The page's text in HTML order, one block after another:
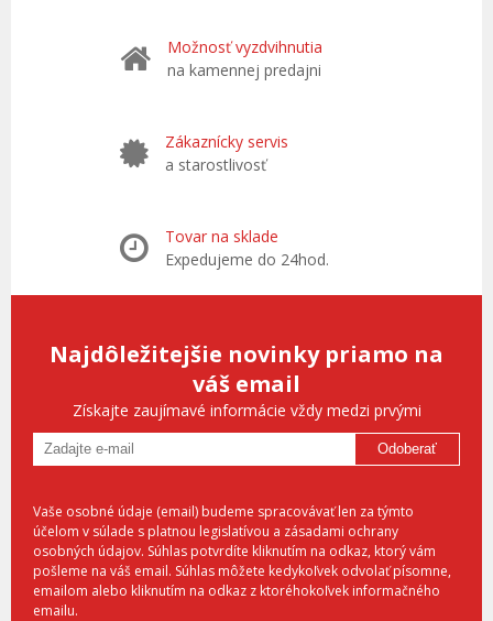
Možnosť vyzdvihnutia
na kamennej predajni
Zákaznícky servis
a starostlivosť
Tovar na sklade
Expedujeme do 24hod.
Najdôležitejšie novinky priamo na
váš email
Získajte zaujímavé informácie vždy medzi prvými
Odoberať
Vaše osobné údaje (email) budeme spracovávať len za týmto
účelom v súlade s platnou legislatívou a zásadami ochrany
osobných údajov. Súhlas potvrdíte kliknutím na odkaz, ktorý vám
pošleme na váš email. Súhlas môžete kedykoľvek odvolať písomne,
emailom alebo kliknutím na odkaz z ktoréhokoľvek informačného
emailu.